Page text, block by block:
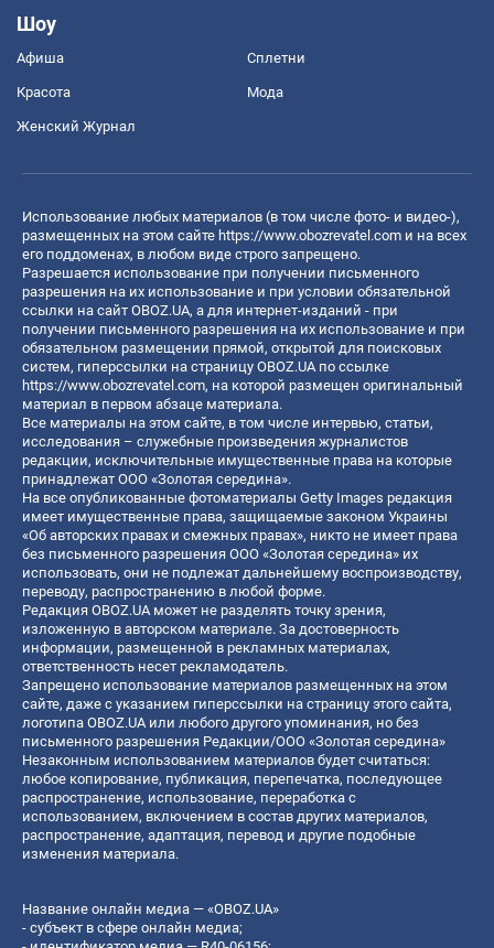
Шоу
Афиша Сплетни
Красота Мода
Женский Журнал
Использование любых материалов (в том числе фото- и видео-),
размещенных на этом сайте https://www.obozrevatel.com и на всех
его поддоменах, в любом виде строго запрещено.
Разрешается использование при получении письменного
разрешения на их использование и при условии обязательной
ссылки на сайт OBOZ.UA, а для интернет-изданий - при
получении письменного разрешения на их использование и при
обязательном размещении прямой, открытой для поисковых
систем, гиперссылки на страницу OBOZ.UA по ссылке
https://www.obozrevatel.com, на которой размещен оригинальный
материал в первом абзаце материала.
Все материалы на этом сайте, в том числе интервью, статьи,
исследования – служебные произведения журналистов
редакции, исключительные имущественные права на которые
принадлежат ООО «Золотая середина».
На все опубликованные фотоматериалы Getty Images редакция
имеет имущественные права, защищаемые законом Украины
«Об авторских правах и смежных правах», никто не имеет права
без письменного разрешения ООО «Золотая середина» их
использовать, они не подлежат дальнейшему воспроизводству,
переводу, распространению в любой форме.
Редакция OBOZ.UA может не разделять точку зрения,
изложенную в авторском материале. За достоверность
информации, размещенной в рекламных материалах,
ответственность несет рекламодатель.
Запрещено использование материалов размещенных на этом
сайте, даже с указанием гиперссылки на страницу этого сайта,
логотипа OBOZ.UA или любого другого упоминания, но без
письменного разрешения Редакции/ООО «Золотая середина»
Незаконным использованием материалов будет считаться:
любое копирование, публикация, перепечатка, последующее
распространение, использование, переработка с
использованием, включением в состав других материалов,
распространение, адаптация, перевод и другие подобные
изменения материала.
Название онлайн медиа — «OBOZ.UA»
- субъект в сфере онлайн медиа;